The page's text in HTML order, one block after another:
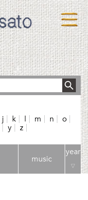
j k l m n
o
y z
music
year
▽